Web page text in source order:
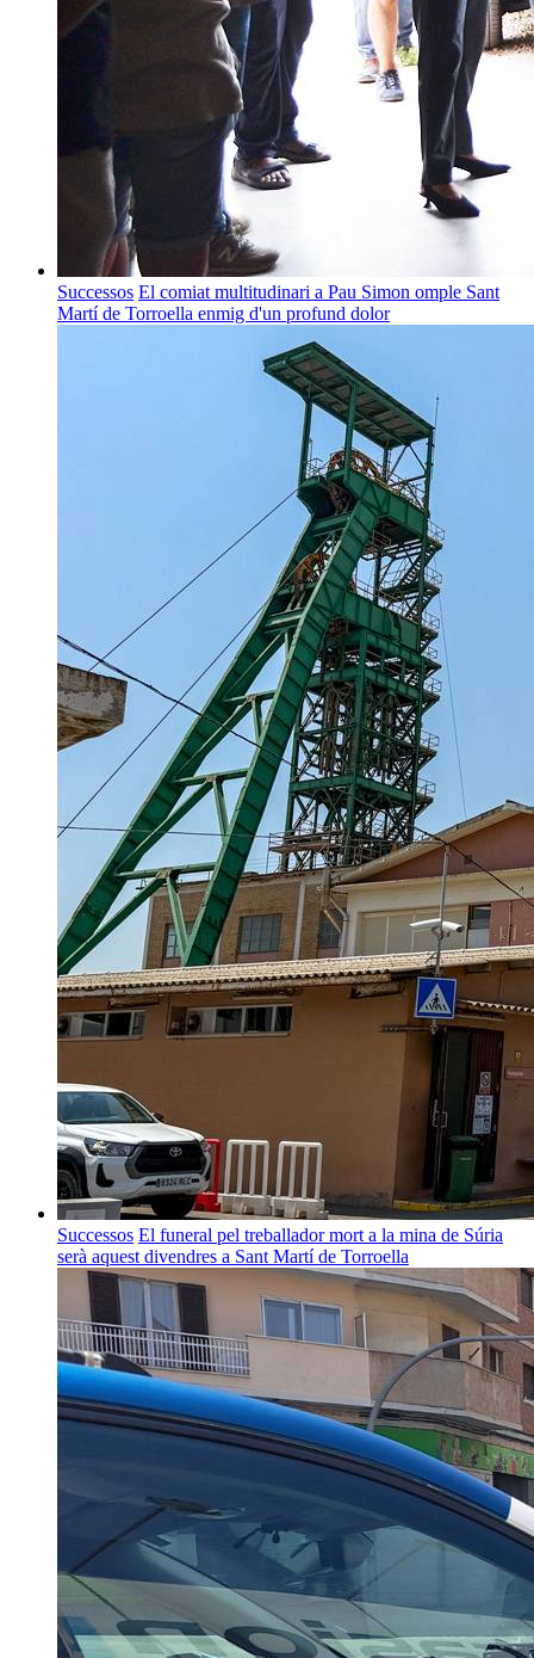
Successos El comiat multitudinari a Pau Simon omple Sant
Martí de Torroella enmig d'un profund dolor
Successos El funeral pel treballador mort a la mina de Súria
serà aquest divendres a Sant Martí de Torroella